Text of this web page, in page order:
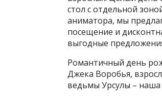
стол с отдельной
аниматора, мы
посещение и
выгодные
Романтичный день
Джека Воробья,
ведьмы Урсулы –